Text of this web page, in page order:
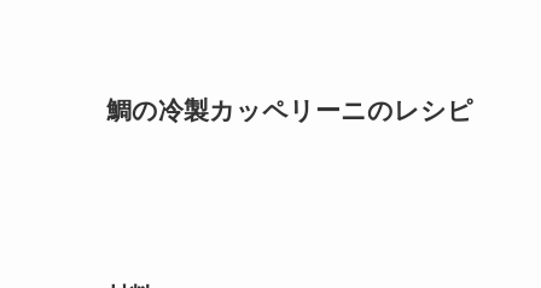
鯛の冷製カッペリーニのレシピ